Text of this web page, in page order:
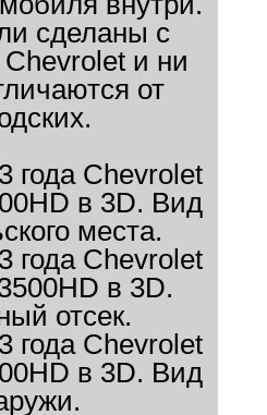
сделаны с
и ни
от